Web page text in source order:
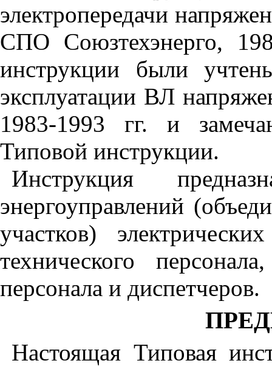
электропередачи
СПО Союзтехэнерго,
инструкции были
эксплуатации ВЛ
1983-1993 гг. и
Типовой инструкции.
Инструкция
энергоуправлений
участков)
технического
персонала и диспетчеров.
Настоящая Типовая